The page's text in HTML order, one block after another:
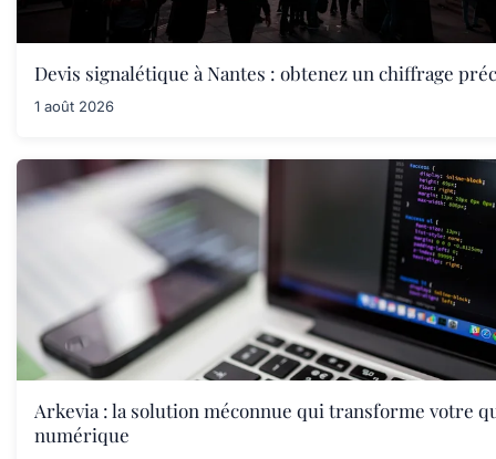
Devis signalétique à Nantes : obtenez un chiffrage
1 août 2026
Arkevia : la solution méconnue qui transforme votre
numérique